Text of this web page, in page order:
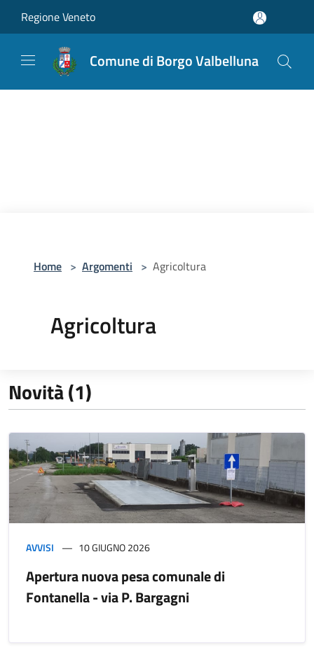
Regione Veneto
Comune di Borgo Valbelluna
Home > Argomenti > Agricoltura
Agricoltura
Novità (1)
AVVISI 10 GIUGNO 2026
Apertura nuova pesa comunale di
Fontanella - via P. Bargagni